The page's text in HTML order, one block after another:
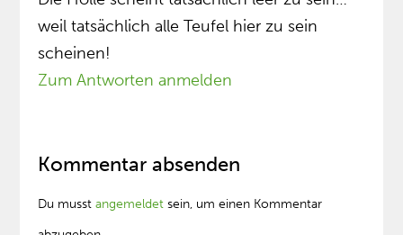
weil tatsächlich alle Teufel hier zu sein
scheinen!
Zum Antworten anmelden
Kommentar absenden
Du musstangemeldet sein, um einen Kommentar